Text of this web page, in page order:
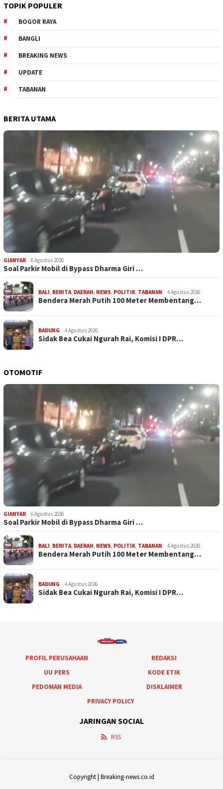
TOPIK POPULER
BOGOR RAYA
BANGLI
BREAKING NEWS
UPDATE
TABANAN
BERITA UTAMA
GIANYAR 6 Agustus 2026
Soal Parkir Mobil di Bypass Dharma Giri …
BALI, BERITA, DAERAH, NEWS, POLITIK, TABANAN 4 Agustus 2026
Bendera Merah Putih 100 Meter Membentang…
BADUNG 4 Agustus 2026
Sidak Bea Cukai Ngurah Rai, Komisi I DPR…
OTOMOTIF
GIANYAR 6 Agustus 2026
Soal Parkir Mobil di Bypass Dharma Giri …
BALI, BERITA, DAERAH, NEWS, POLITIK, TABANAN 4 Agustus 2026
Bendera Merah Putih 100 Meter Membentang…
BADUNG 4 Agustus 2026
Sidak Bea Cukai Ngurah Rai, Komisi I DPR…
PROFIL PERUSAHAAN
REDAKSI
UU PERS
KODE ETIK
PEDOMAN MEDIA
DISKLAIMER
PRIVACY POLICY
JARINGAN SOCIAL
RSS
Copyright | Breaking-news.co.id